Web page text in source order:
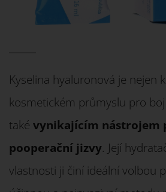
Kyselina hyaluronová je nejen
kosmetickém průmyslu pro
také vynikajícím nástrojem
pooperační jizvy. Její
vlastnosti ji činí ideální volbou